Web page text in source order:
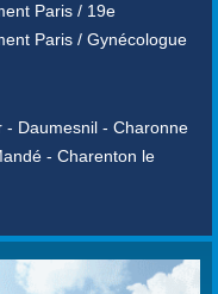
Paris / 19e
Paris / Gynécologue
- Daumesnil - Charonne
- Charenton le